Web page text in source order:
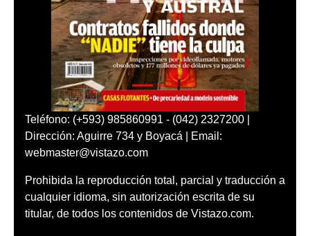
Teléfono: (+593) 985860991 - (042) 2327200 |
Dirección: Aguirre 734 y Boyacá | Email:
webmaster@vistazo.com
Prohibida la reproducción total, parcial y traducción a
cualquier idioma, sin autorización escrita de su
titular, de todos los contenidos de Vistazo.com.